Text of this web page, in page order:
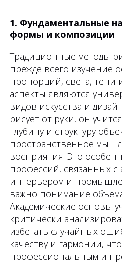
1. Фундаментальные
формы и композиции
Традиционные методы
прежде всего изучение
пропорций, света, тени
аспекты являются
видов искусства и
рисует от руки, он
глубину и структуру
пространственное
восприятия. Это
профессий, связанных с
интерьером и
важно понимание
Академические основы
критически
избегать случайных
качеству и гармонии,
профессиональным и